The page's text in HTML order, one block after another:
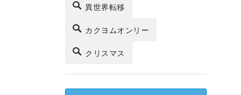
異世界転移
カクヨムオンリー
クリスマス